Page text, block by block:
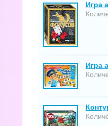
Игра
Игра